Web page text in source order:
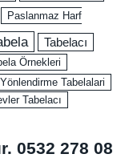
Paslanmaz Harf
Tabelacı
Örnekleri
Yönlendirme Tabelalari
Tabelacı
0532 278 08